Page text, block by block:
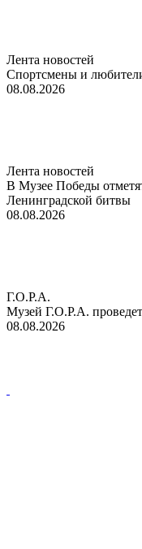
Лента новостей
Спортсмены и
08.08.2026
Лента новостей
В Музее Победы
Ленинградской битвы
08.08.2026
Г.О.Р.А.
Музей Г.О.Р.А.
08.08.2026